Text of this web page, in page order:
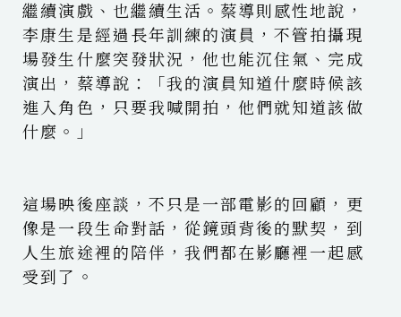
繼續演戲、也繼續生活。蔡導則感性地說，
李康生是經過長年訓練的演員，不管拍攝現
場發生什麼突發狀況，他也能沉住氣、完成
演出，蔡導說：「我的演員知道什麼時候該
進入角色，只要我喊開拍，他們就知道該做
什麼。」
這場映後座談，不只是一部電影的回顧，更
像是一段生命對話，從鏡頭背後的默契，到
人生旅途裡的陪伴，我們都在影廳裡一起感
受到了。